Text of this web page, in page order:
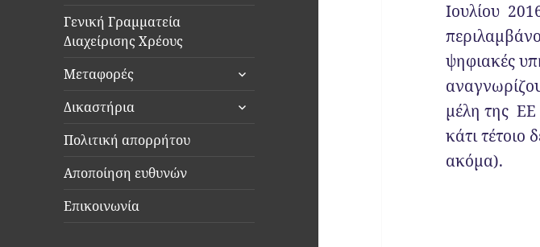
Γενική Γραμματεία
Διαχείρισης Χρέους
Μεταφορές
επέκταση
μενού
Δικαστήρια
επέκταση
Πολιτική απορρήτου
Αποποίηση ευθυνών
Επικοινωνία
Ιουλίου
ψηφιακές
μέλη της ΕΕ
κάτι τέτοιο
ακόμα).